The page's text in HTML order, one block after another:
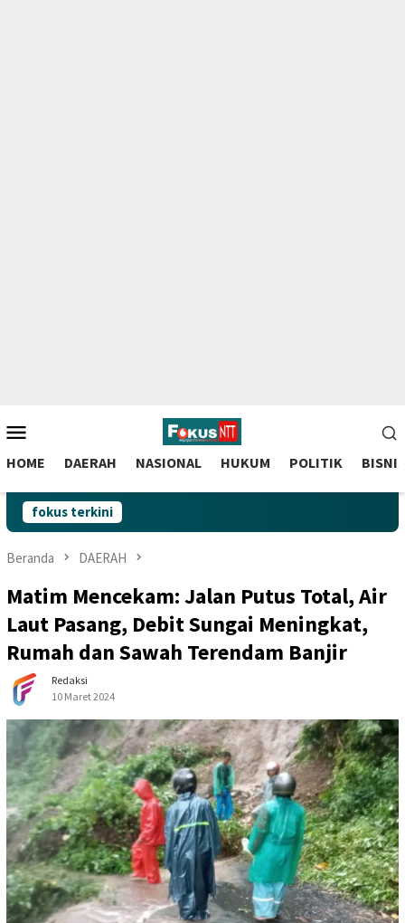
to
contentMobile
HOME DAERAH NASIONAL HUKUM POLITIK BISNIS
fokus terkini
Beranda DAERAH
Matim Mencekam: Jalan Putus Total, Air
Laut Pasang, Debit Sungai Meningkat,
Rumah dan Sawah Terendam Banjir
Redaksi
10 Maret 2024